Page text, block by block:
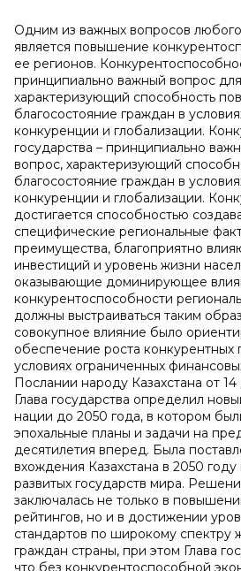
Одним из важных вопросов любого
является повышение
ее регионов.
принципиально важный вопрос
характеризующий способность
благосостояние граждан в
конкуренции и глобализации.
государства – принципиально
вопрос, характеризующий
благосостояние граждан в
конкуренции и глобализации.
достигается способностью
специфические региональные
преимущества, благоприятно
инвестиций и уровень жизни
оказывающие доминирующее
конкурентоспособности
должны выстраиваться таким
совокупное влияние было
обеспечение роста
условиях ограниченных
Послании народу Казахстана от
Глава государства определил
нации до 2050 года, в котором
эпохальные планы и задачи на
десятилетия вперед. Была
вхождения Казахстана в 2050
развитых государств мира.
заключалась не только в
рейтингов, но и в достижении
стандартов по широкому спектру
граждан страны, при этом Глава
что без конкурентоспособной